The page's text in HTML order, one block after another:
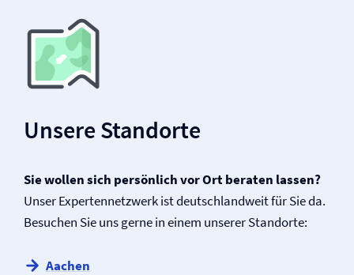
Unsere Standorte
Sie wollen sich persönlich vor Ort beraten lassen?
Unser Expertennetzwerk ist deutschlandweit für Sie da.
Besuchen Sie uns gerne in einem unserer Standorte:
Aachen